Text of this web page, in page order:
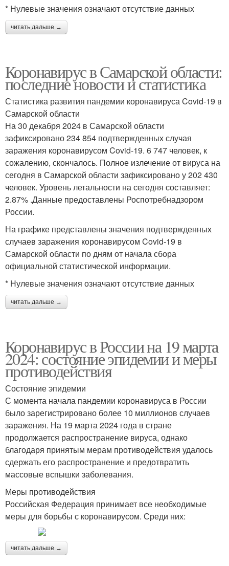
* Нулевые значения означают отсутствие данных
читать дальше →
Коронавирус в Самарской области:
последние новости и статистика
Статистика развития пандемии коронавируса Covid-19 в
Самарской области
На 30 декабря 2024 в Самарской области
зафиксировано 234 854 подтвержденных случая
заражения коронавирусом Covid-19. 6 747 человек, к
сожалению, скончалось. Полное излечение от вируса на
сегодня в Самарской области зафиксировано у 202 430
человек. Уровень летальности на сегодня составляет:
2.87% .Данные предоставлены Роспотребнадзором
России.
На графике представлены значения подтвержденных
случаев заражения коронавирусом Covid-19 в
Самарской области по дням от начала сбора
официальной статистической информации.
* Нулевые значения означают отсутствие данных
читать дальше →
Коронавирус в России на 19 марта
2024: состояние эпидемии и меры
противодействия
Состояние эпидемии
С момента начала пандемии коронавируса в России
было зарегистрировано более 10 миллионов случаев
заражения. На 19 марта 2024 года в стране
продолжается распространение вируса, однако
благодаря принятым мерам противодействия удалось
сдержать его распространение и предотвратить
массовые вспышки заболевания.
Меры противодействия
Российская Федерация принимает все необходимые
меры для борьбы с коронавирусом. Среди них:
читать дальше →